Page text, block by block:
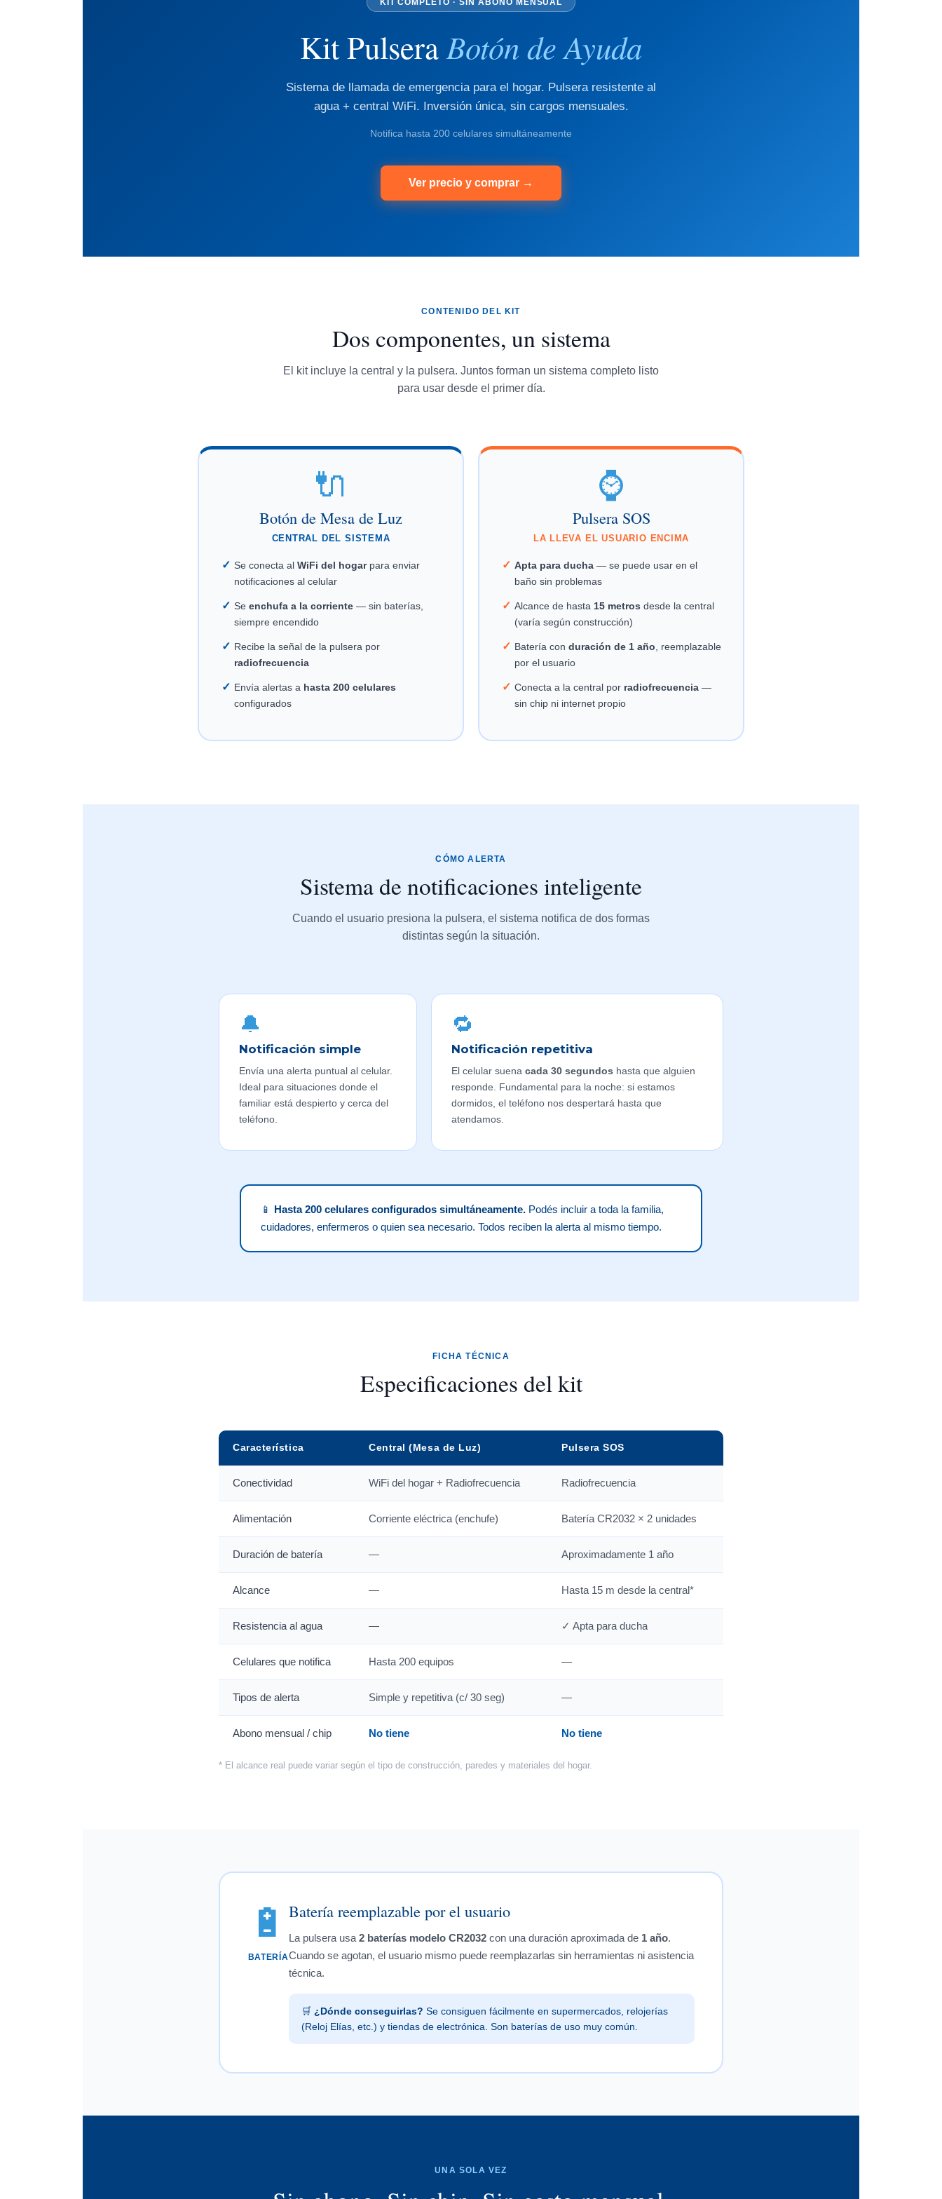
KIT COMPLETO · SIN ABONO MENSUAL
Kit PulseraBotón de Ayuda
Sistema de llamada de emergencia para el hogar. Pulsera resistente al
agua + central WiFi. Inversión única, sin cargos mensuales.
Notifica hasta 200 celulares simultáneamente
Ver precio y comprar →
CONTENIDO DEL KIT
Dos componentes, un sistema
El kit incluye la central y la pulsera. Juntos forman un sistema completo listo
para usar desde el primer día.
🔌
Botón de Mesa de Luz
CENTRAL DEL SISTEMA
✓ Se conecta al WiFi del hogarpara enviar
notificaciones al celular
✓ Se enchufa a la corriente— sin baterías,
siempre encendido
✓ Recibe la señal de la pulsera por
radiofrecuencia
✓ Envía alertas a hasta 200 celulares
configurados
⌚
Pulsera SOS
LA LLEVA EL USUARIO ENCIMA
✓ Apta para ducha— se puede usar en el
baño sin problemas
✓ Alcance de hasta 15 metros desde la central
(varía según construcción)
✓ Batería con duración de 1 año , reemplazable
por el usuario
✓ Conecta a la central por radiofrecuencia—
sin chip ni internet propio
CÓMO ALERTA
Sistema de notificaciones inteligente
Cuando el usuario presiona la pulsera, el sistema notifica de dos formas
distintas según la situación.
🔔
Notificación simple
Envía una alerta puntual al celular.
Ideal para situaciones donde el
familiar está despierto y cerca del
teléfono.
🔁
Notificación repetitiva
El celular suena cada 30 segundos hasta que alguien
responde. Fundamental para la noche: si estamos
dormidos, el teléfono nos despertará hasta que
atendamos.
📱 Hasta 200 celulares configurados simultáneamente.Podés incluir a toda la familia,
cuidadores, enfermeros o quien sea necesario. Todos reciben la alerta al mismo tiempo.
FICHA TÉCNICA
Especificaciones del kit
Característica Central (Mesa de Luz) Pulsera SOS
Conectividad WiFi del hogar + Radiofrecuencia Radiofrecuencia
Alimentación Corriente eléctrica (enchufe) Batería CR2032 × 2 unidades
Duración de batería — Aproximadamente 1 año
Alcance — Hasta 15 m desde la central*
Resistencia al agua — ✓ Apta para ducha
Celulares que notifica Hasta 200 equipos —
Tipos de alerta Simple y repetitiva (c/ 30 seg) —
Abono mensual / chip No tiene No tiene
* El alcance real puede variar según el tipo de construcción, paredes y materiales del hogar.
🔋
BATERÍA
Batería reemplazable por el usuario
La pulsera usa2 baterías modelo CR2032con una duración aproximada de 1 año.
Cuando se agotan, el usuario mismo puede reemplazarlas sin herramientas ni asistencia
técnica.
🛒 ¿Dónde conseguirlas? Se consiguen fácilmente en supermercados, relojerías
(Reloj Elías, etc.) y tiendas de electrónica. Son baterías de uso muy común.
UNA SOLA VEZ